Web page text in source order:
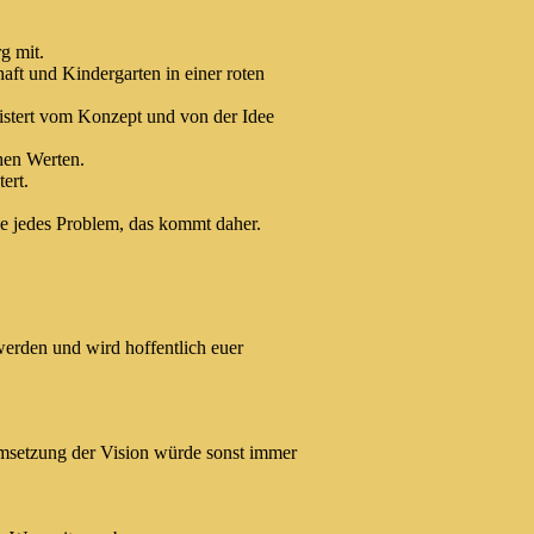
mit.
und Kindergarten in einer roten
vom Konzept und von der Idee
Werten.
Problem, das kommt daher.
und wird hoffentlich euer
der Vision würde sonst immer